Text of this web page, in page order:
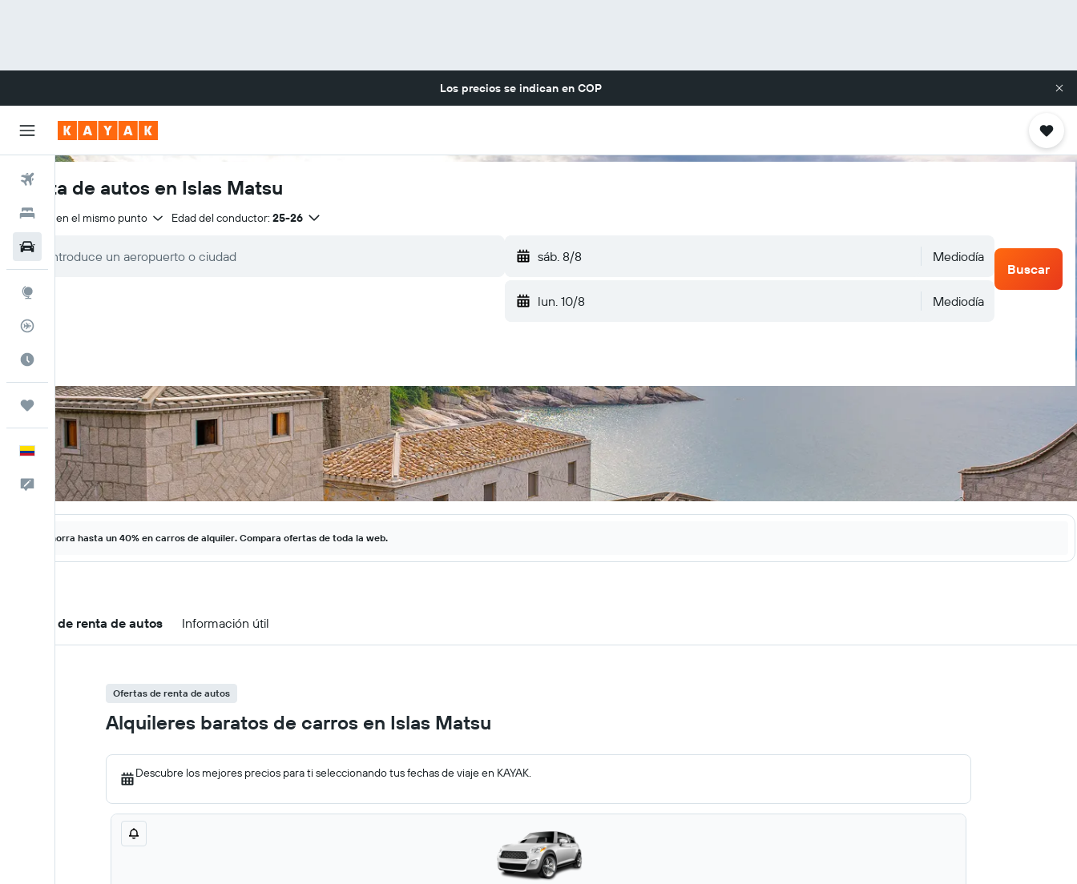
Los precios se indican en COP
Vuelos
Hoteles
Trips
Español
Comentarios
Renta de autos en Islas Matsu
Entrega en el mismo punto Edad del conductor: 25-26
sáb. 8/8 Mediodía
lun. 10/8 Mediodía
Buscar
Ahorra hasta un 40% en carros de alquiler. Compara ofertas de toda la web.
Ofertas de renta de autos Información útil
Ofertas de renta de autos
Alquileres baratos de carros en Islas Matsu
Descubre los mejores precios para ti seleccionando tus fechas de viaje en KAYAK.